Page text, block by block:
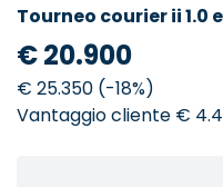
Tourneo courier ii
€ 20.900
€ 25.350 (-18%)
Vantaggio cliente €